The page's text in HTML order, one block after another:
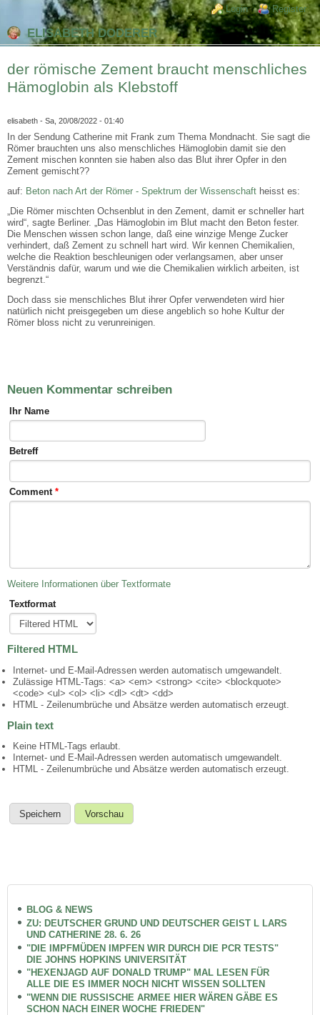
Login links
Login Register
ELISABETH DODERER
der römische Zement braucht menschliches
Hämoglobin als Klebstoff
elisabeth - Sa, 20/08/2022 - 01:40
In der Sendung Catherine mit Frank zum Thema Mondnacht. Sie sagt die
Römer brauchten uns also menschliches Hämoglobin damit sie den
Zement mischen konnten sie haben also das Blut ihrer Opfer in den
Zement gemischt??
auf: Beton nach Art der Römer - Spektrum der Wissenschaft heisst es:
„Die Römer mischten Ochsenblut in den Zement, damit er schneller hart
wird“, sagte Berliner. „Das Hämoglobin im Blut macht den Beton fester.
Die Menschen wissen schon lange, daß eine winzige Menge Zucker
verhindert, daß Zement zu schnell hart wird. Wir kennen Chemikalien,
welche die Reaktion beschleunigen oder verlangsamen, aber unser
Verständnis dafür, warum und wie die Chemikalien wirklich arbeiten, ist
begrenzt.“
Doch dass sie menschliches Blut ihrer Opfer verwendeten wird hier
natürlich nicht preisgegeben um diese angeblich so hohe Kultur der
Römer bloss nicht zu verunreinigen.
Neuen Kommentar schreiben
Ihr Name
Betreff
Comment *
Weitere Informationen über Textformate
Textformat
Filtered HTML
Internet- und E-Mail-Adressen werden automatisch umgewandelt.
Zulässige HTML-Tags: <a> <em> <strong> <cite> <blockquote>
<code> <ul> <ol> <li> <dl> <dt> <dd>
HTML - Zeilenumbrüche und Absätze werden automatisch erzeugt.
Plain text
Keine HTML-Tags erlaubt.
Internet- und E-Mail-Adressen werden automatisch umgewandelt.
HTML - Zeilenumbrüche und Absätze werden automatisch erzeugt.
BLOG & NEWS
ZU: DEUTSCHER GRUND UND DEUTSCHER GEIST L LARS
UND CATHERINE 28. 6. 26
"DIE IMPFMÜDEN IMPFEN WIR DURCH DIE PCR TESTS"
DIE JOHNS HOPKINS UNIVERSITÄT
"HEXENJAGD AUF DONALD TRUMP" MAL LESEN FÜR
ALLE DIE ES IMMER NOCH NICHT WISSEN SOLLTEN
"WENN DIE RUSSISCHE ARMEE HIER WÄREN GÄBE ES
SCHON NACH EINER WOCHE FRIEDEN"